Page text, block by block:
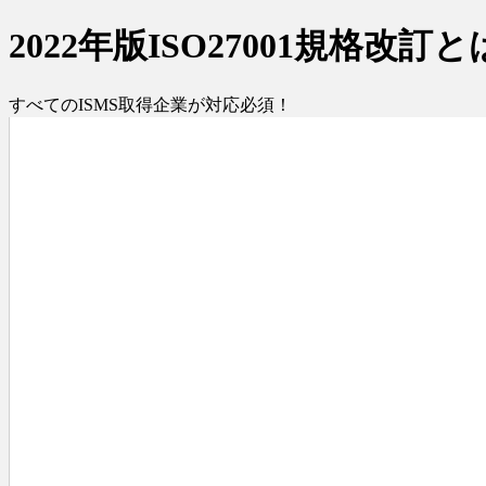
2022年版ISO27001規格改訂と
すべてのISMS取得企業が対応必須！